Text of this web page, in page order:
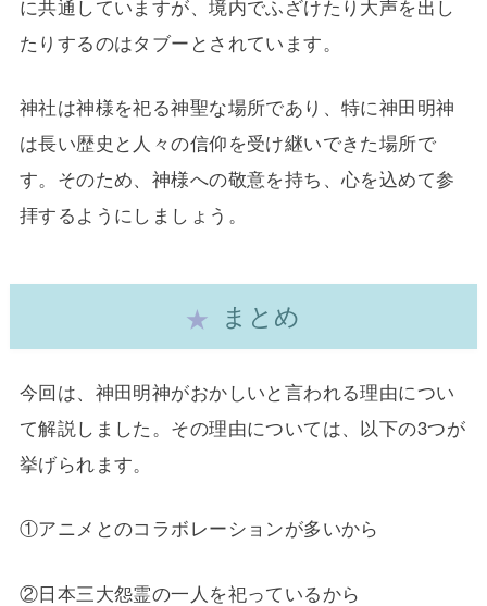
に共通していますが、境内でふざけたり大声を出し
たりするのはタブーとされています。
神社は神様を祀る神聖な場所であり、特に神田明神
は長い歴史と人々の信仰を受け継いできた場所で
す。そのため、神様への敬意を持ち、心を込めて参
拝するようにしましょう。
まとめ
今回は、神田明神がおかしいと言われる理由につい
て解説しました。その理由については、以下の3つが
挙げられます。
①アニメとのコラボレーションが多いから
②日本三大怨霊の一人を祀っているから